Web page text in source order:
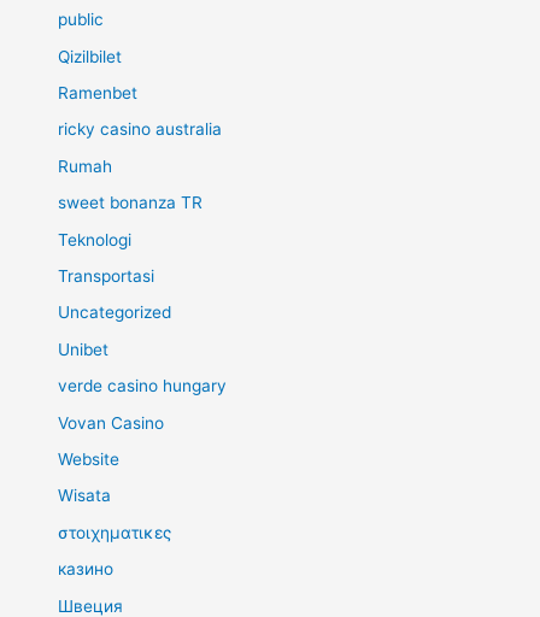
public
Qizilbilet
Ramenbet
ricky casino australia
Rumah
sweet bonanza TR
Teknologi
Transportasi
Uncategorized
Unibet
verde casino hungary
Vovan Casino
Website
Wisata
στοιχηματικες
казино
Швеция